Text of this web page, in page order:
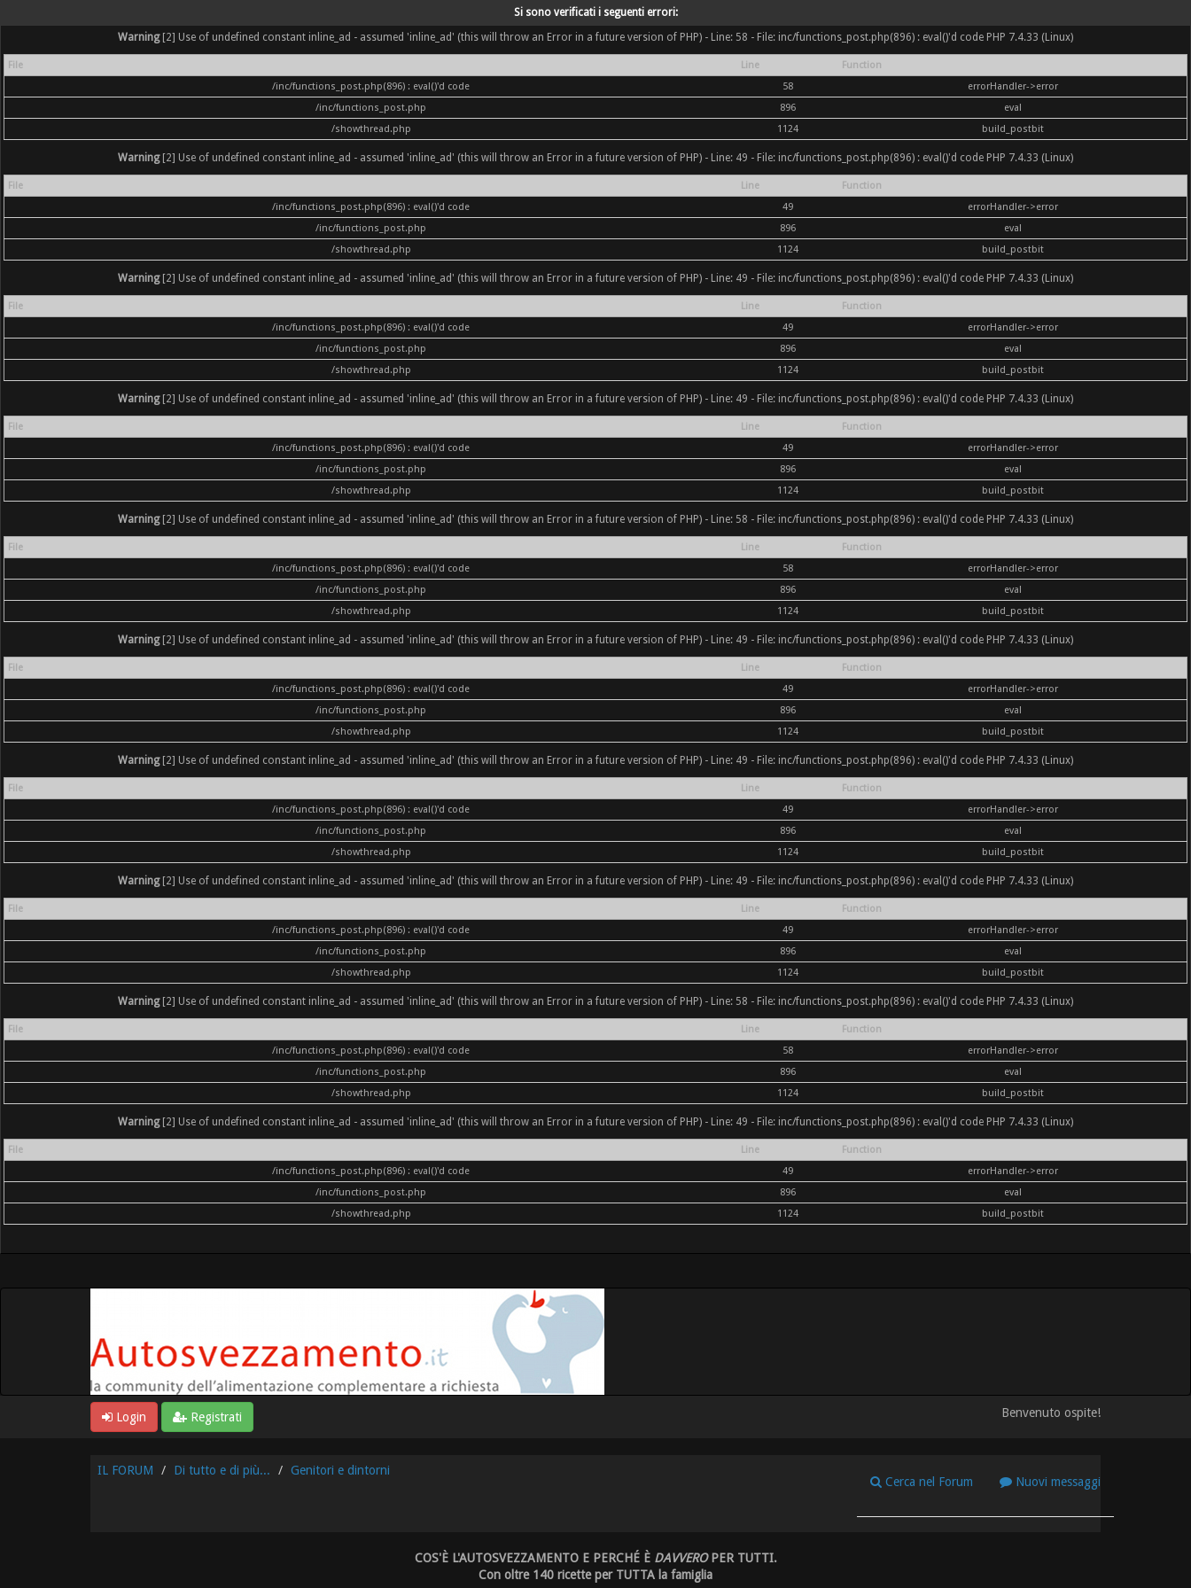
Si sono verificati i seguenti errori:
Warning[2] Use of undefined constant inline_ad - assumed 'inline_ad' (this will throw an Error in a future version of PHP) - Line: 58 - File: inc/functions_post.php(896) : eval()'d code PHP 7.4.33 (Linux)
File Line
Function
/inc/functions_post.php(896) : eval()'d code
58
errorHandler->error
/inc/functions_post.php
896
eval
/showthread.php
1124 build_postbit
Warning[2] Use of undefined constant inline_ad - assumed 'inline_ad' (this will throw an Error in a future version of PHP) - Line: 49 - File: inc/functions_post.php(896) : eval()'d code PHP 7.4.33 (Linux)
File Line
Function
/inc/functions_post.php(896) : eval()'d code
49
errorHandler->error
/inc/functions_post.php
896
eval
/showthread.php
1124 build_postbit
Warning[2] Use of undefined constant inline_ad - assumed 'inline_ad' (this will throw an Error in a future version of PHP) - Line: 49 - File: inc/functions_post.php(896) : eval()'d code PHP 7.4.33 (Linux)
File Line
Function
/inc/functions_post.php(896) : eval()'d code
49
errorHandler->error
/inc/functions_post.php
896
eval
/showthread.php
1124 build_postbit
Warning[2] Use of undefined constant inline_ad - assumed 'inline_ad' (this will throw an Error in a future version of PHP) - Line: 49 - File: inc/functions_post.php(896) : eval()'d code PHP 7.4.33 (Linux)
File Line
Function
/inc/functions_post.php(896) : eval()'d code
49
errorHandler->error
/inc/functions_post.php
896
eval
/showthread.php
1124 build_postbit
Warning[2] Use of undefined constant inline_ad - assumed 'inline_ad' (this will throw an Error in a future version of PHP) - Line: 58 - File: inc/functions_post.php(896) : eval()'d code PHP 7.4.33 (Linux)
File Line
Function
/inc/functions_post.php(896) : eval()'d code
58
errorHandler->error
/inc/functions_post.php
896
eval
/showthread.php
1124 build_postbit
Warning[2] Use of undefined constant inline_ad - assumed 'inline_ad' (this will throw an Error in a future version of PHP) - Line: 49 - File: inc/functions_post.php(896) : eval()'d code PHP 7.4.33 (Linux)
File Line
Function
/inc/functions_post.php(896) : eval()'d code
49
errorHandler->error
/inc/functions_post.php
896
eval
/showthread.php
1124 build_postbit
Warning[2] Use of undefined constant inline_ad - assumed 'inline_ad' (this will throw an Error in a future version of PHP) - Line: 49 - File: inc/functions_post.php(896) : eval()'d code PHP 7.4.33 (Linux)
File Line
Function
/inc/functions_post.php(896) : eval()'d code
49
errorHandler->error
/inc/functions_post.php
896
eval
/showthread.php
1124 build_postbit
Warning[2] Use of undefined constant inline_ad - assumed 'inline_ad' (this will throw an Error in a future version of PHP) - Line: 49 - File: inc/functions_post.php(896) : eval()'d code PHP 7.4.33 (Linux)
File Line
Function
/inc/functions_post.php(896) : eval()'d code
49
errorHandler->error
/inc/functions_post.php
896
eval
/showthread.php
1124 build_postbit
Warning[2] Use of undefined constant inline_ad - assumed 'inline_ad' (this will throw an Error in a future version of PHP) - Line: 58 - File: inc/functions_post.php(896) : eval()'d code PHP 7.4.33 (Linux)
File Line
Function
/inc/functions_post.php(896) : eval()'d code
58
errorHandler->error
/inc/functions_post.php
896
eval
/showthread.php
1124 build_postbit
Warning[2] Use of undefined constant inline_ad - assumed 'inline_ad' (this will throw an Error in a future version of PHP) - Line: 49 - File: inc/functions_post.php(896) : eval()'d code PHP 7.4.33 (Linux)
File Line
Function
/inc/functions_post.php(896) : eval()'d code
49
errorHandler->error
/inc/functions_post.php
896
eval
/showthread.php
1124 build_postbit
Login Registrati Benvenuto ospite!
Cerca nel Forum Nuovi messaggi
IL FORUM Di tutto e di più... Genitori e dintorni
COS'È L'AUTOSVEZZAMENTO E PERCHÉ È DAVVEROPER TUTTI.
Con oltre 140 ricette per TUTTA la famiglia